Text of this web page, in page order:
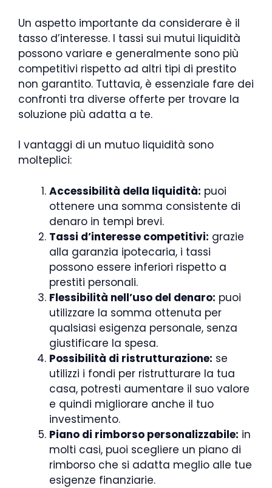
Un aspetto importante da considerare è il
tasso d’interesse. I tassi sui mutui liquidità
possono variare e generalmente sono più
competitivi rispetto ad altri tipi di prestito
non garantito. Tuttavia, è essenziale fare dei
confronti tra diverse offerte per trovare la
soluzione più adatta a te.
I vantaggi di un mutuo liquidità sono
molteplici:
Accessibilità della liquidità: puoi
ottenere una somma consistente di
denaro in tempi brevi.
Tassi d’interesse competitivi: grazie
alla garanzia ipotecaria, i tassi
possono essere inferiori rispetto a
prestiti personali.
Flessibilità nell’uso del denaro: puoi
utilizzare la somma ottenuta per
qualsiasi esigenza personale, senza
giustificare la spesa.
Possibilità di ristrutturazione: se
utilizzi i fondi per ristrutturare la tua
casa, potresti aumentare il suo valore
e quindi migliorare anche il tuo
investimento.
Piano di rimborso personalizzabile: in
molti casi, puoi scegliere un piano di
rimborso che si adatta meglio alle tue
esigenze finanziarie.